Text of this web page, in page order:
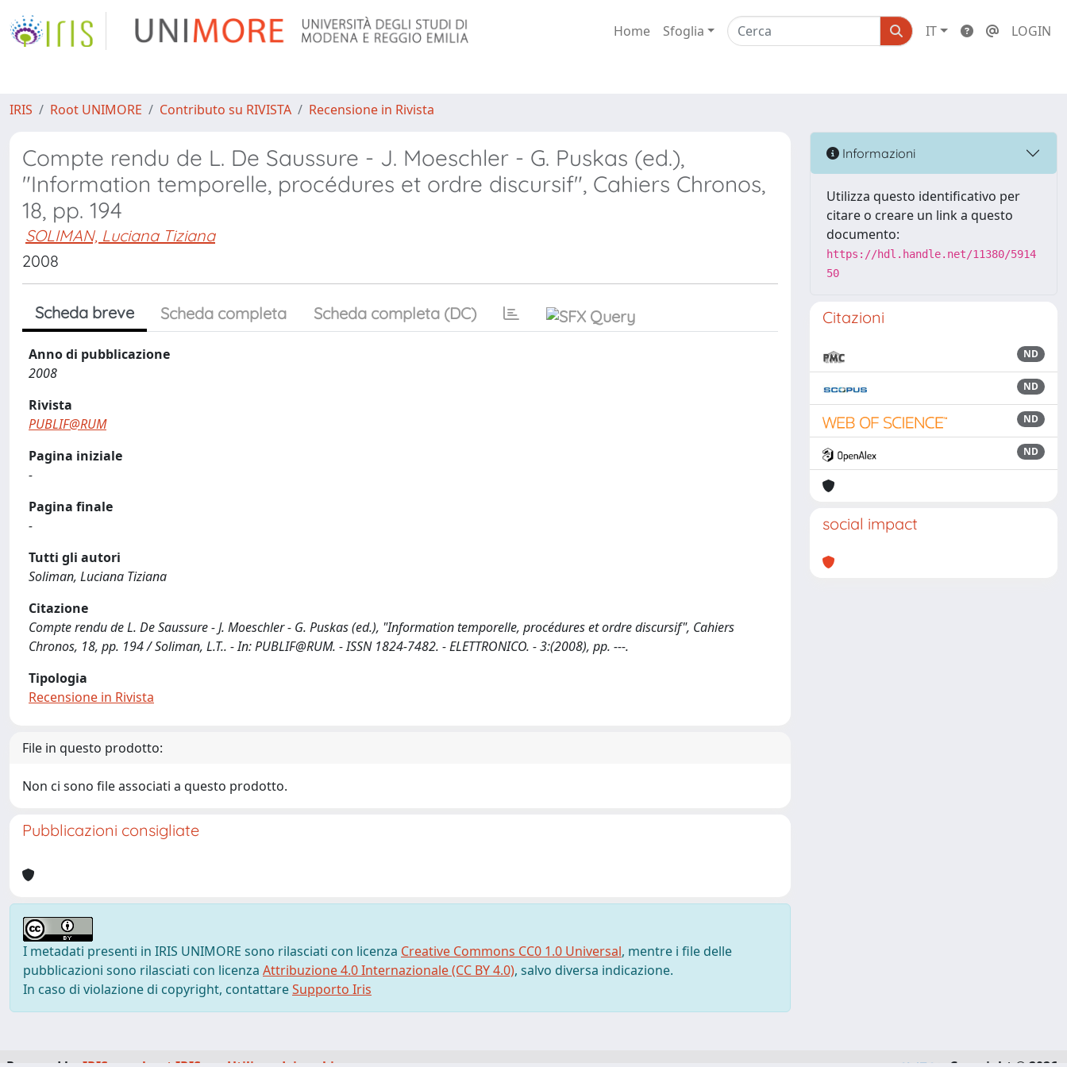
Home Sfoglia IT LOGIN
IRIS Root UNIMORE Contributo su RIVISTA Recensione in Rivista
Compte rendu de L. De Saussure - J. Moeschler - G. Puskas (ed.),
"Information temporelle, procédures et ordre discursif", Cahiers Chronos,
18, pp. 194
SOLIMAN, Luciana Tiziana
2008
Scheda breve Scheda completa Scheda completa (DC)
Anno di pubblicazione
2008
Rivista
PUBLIF@RUM
Pagina iniziale
-
Pagina finale
-
Tutti gli autori
Soliman, Luciana Tiziana
Citazione
Compte rendu de L. De Saussure - J. Moeschler - G. Puskas (ed.), "Information temporelle, procédures et ordre discursif", Cahiers
Chronos, 18, pp. 194 / Soliman, L.T.. - In: PUBLIF@RUM. - ISSN 1824-7482. - ELETTRONICO. - 3:(2008), pp. ---.
Tipologia
Recensione in Rivista
File in questo prodotto:
Non ci sono file associati a questo prodotto.
Pubblicazioni consigliate
I metadati presenti in IRIS UNIMORE sono rilasciati con licenza Creative Commons CC0 1.0 Universal, mentre i file delle
pubblicazioni sono rilasciati con licenza Attribuzione 4.0 Internazionale (CC BY 4.0), salvo diversa indicazione.
In caso di violazione di copyright, contattareSupporto Iris
Informazioni
Utilizza questo identificativo per
citare o creare un link a questo
documento:
https://hdl.handle.net/11380/5914
50
Citazioni
ND
ND
ND
ND
social impact